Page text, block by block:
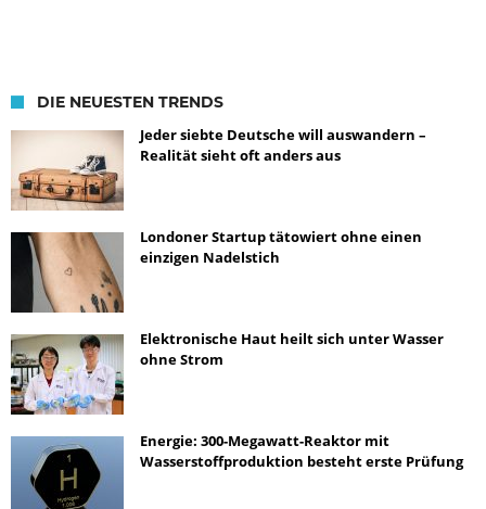
DIE NEUESTEN TRENDS
Jeder siebte Deutsche will auswandern –
Realität sieht oft anders aus
Londoner Startup tätowiert ohne einen
einzigen Nadelstich
Elektronische Haut heilt sich unter Wasser
ohne Strom
Energie: 300-Megawatt-Reaktor mit
Wasserstoffproduktion besteht erste Prüfung